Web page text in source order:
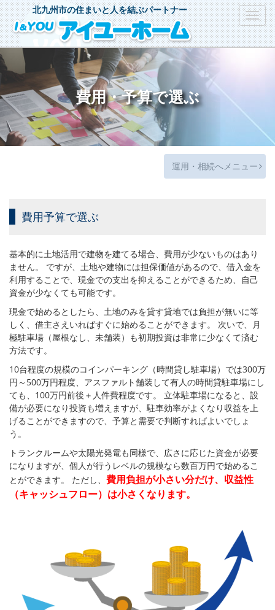
北九州市の住まいと人を結ぶパートナー
費用・予算で選ぶ
運用・相続へメニュー
費用予算で選ぶ
基本的に土地活用で建物を建てる場合、費用が少ないものはあり
ません。 ですが、土地や建物には担保価値があるので、借入金を
利用することで、現金での支出を抑えることができるため、自己
資金が少なくても可能です。
現金で始めるとしたら、土地のみを貸す貸地では負担が無いに等
しく、借主さえいればすぐに始めることができます。 次いで、月
極駐車場（屋根なし、未舗装）も初期投資は非常に少なくて済む
方法です。
10台程度の規模のコインパーキング（時間貸し駐車場）では300万
円～500万円程度、アスファルト舗装して有人の時間貸駐車場にし
ても、100万円前後＋人件費程度です。 立体駐車場になると、設
備が必要になり投資も増えますが、駐車効率がよくなり収益を上
げることができますので、予算と需要で判断すればよいでしょ
う。
トランクルームや太陽光発電も同様で、広さに応じた資金が必要
になりますが、個人が行うレベルの規模なら数百万円で始めるこ
とができます。 ただし、 費用負担が小さい分だけ、収益性
（キャッシュフロー）は小さくなります。